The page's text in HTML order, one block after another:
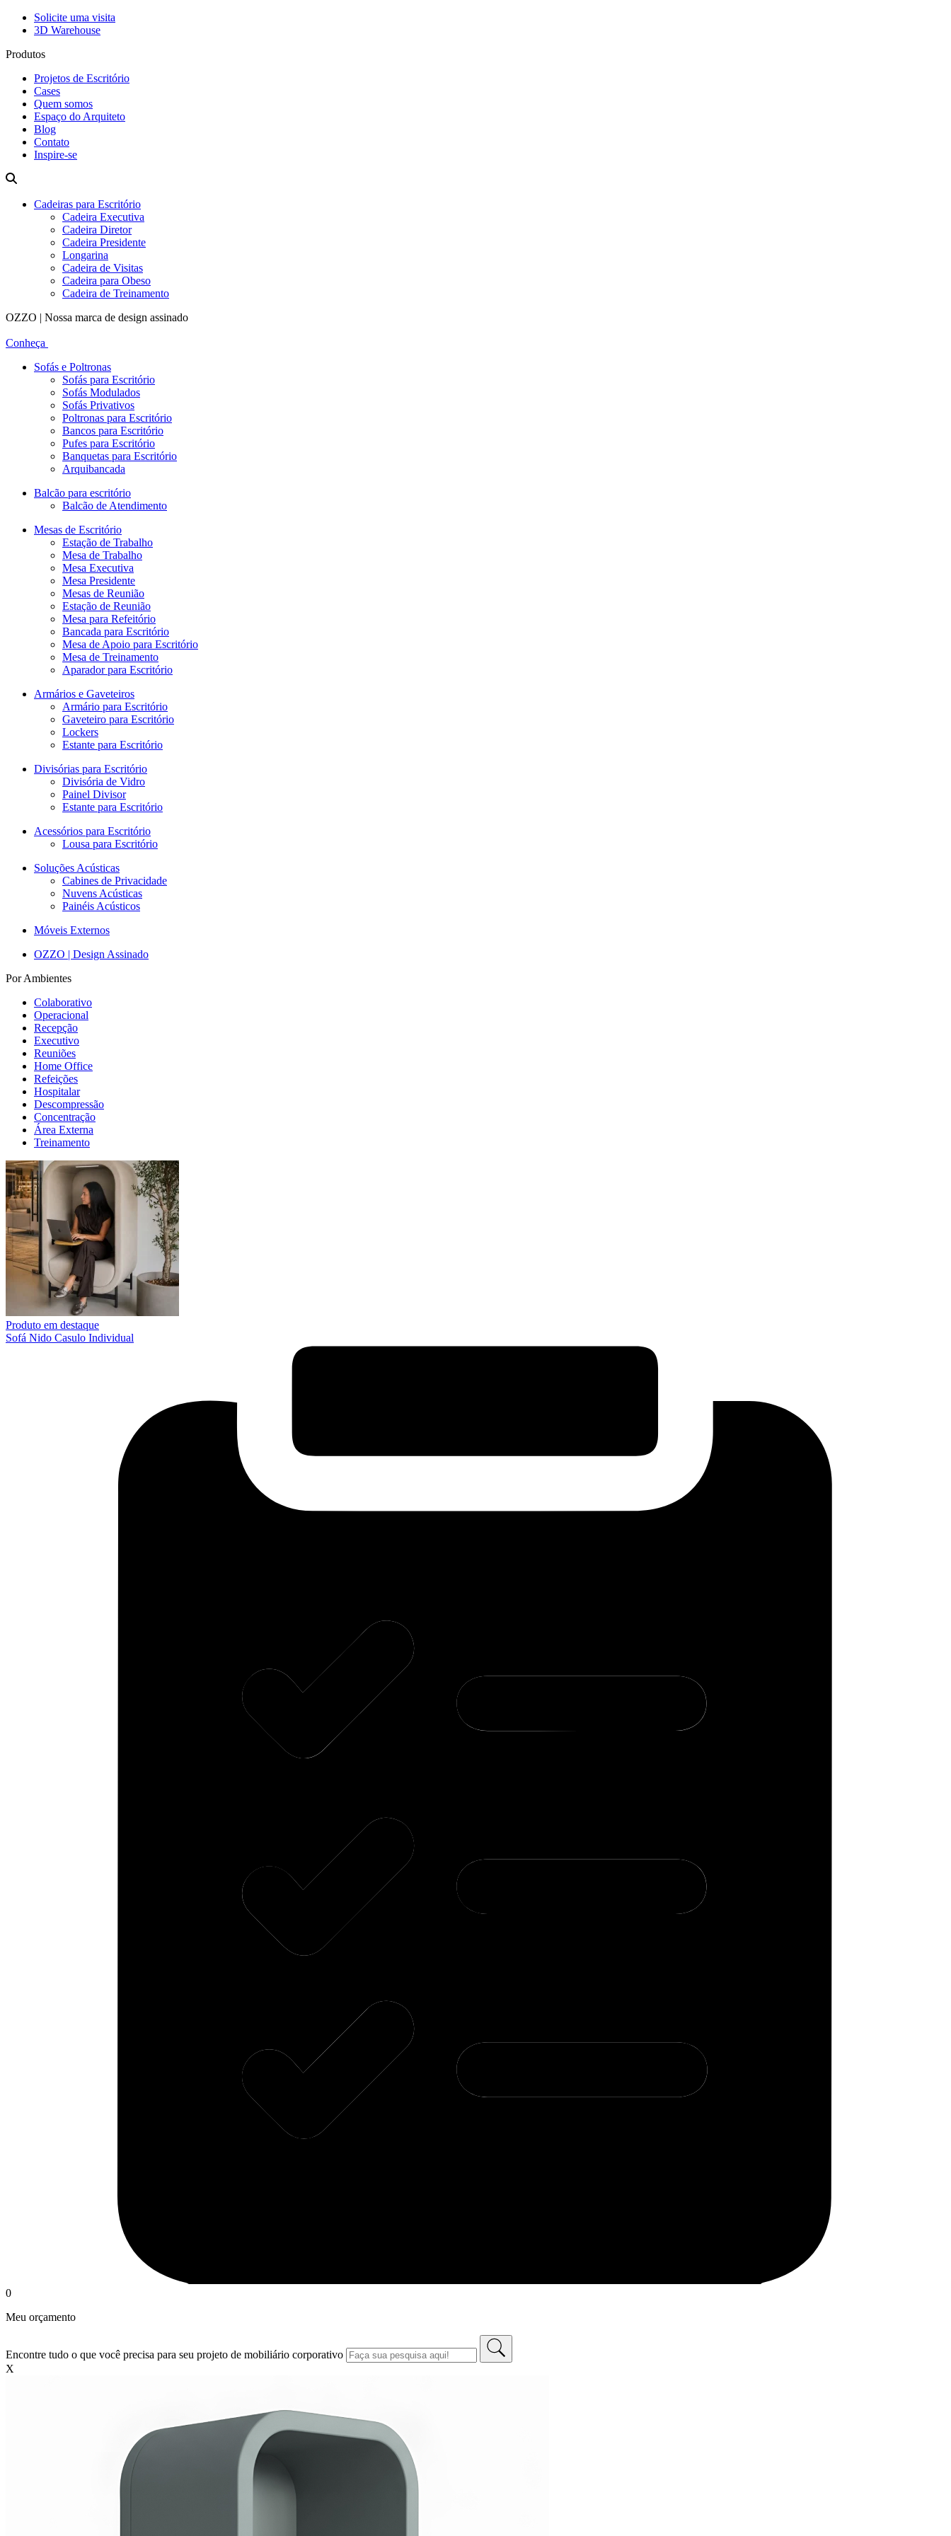
Solicite uma visita
3D Warehouse
Produtos
Projetos de Escritório
Cases
Quem somos
Espaço do Arquiteto
Blog
Contato
Inspire-se
Cadeiras para Escritório
Cadeira Executiva
Cadeira Diretor
Cadeira Presidente
Longarina
Cadeira de Visitas
Cadeira para Obeso
Cadeira de Treinamento
OZZO | Nossa marca de design assinado
Conheça
Sofás e Poltronas
Sofás para Escritório
Sofás Modulados
Sofás Privativos
Poltronas para Escritório
Bancos para Escritório
Pufes para Escritório
Banquetas para Escritório
Arquibancada
Balcão para escritório
Balcão de Atendimento
Mesas de Escritório
Estação de Trabalho
Mesa de Trabalho
Mesa Executiva
Mesa Presidente
Mesas de Reunião
Estação de Reunião
Mesa para Refeitório
Bancada para Escritório
Mesa de Apoio para Escritório
Mesa de Treinamento
Aparador para Escritório
Armários e Gaveteiros
Armário para Escritório
Gaveteiro para Escritório
Lockers
Estante para Escritório
Divisórias para Escritório
Divisória de Vidro
Painel Divisor
Estante para Escritório
Acessórios para Escritório
Lousa para Escritório
Soluções Acústicas
Cabines de Privacidade
Nuvens Acústicas
Painéis Acústicos
Móveis Externos
OZZO | Design Assinado
Por Ambientes
Colaborativo
Operacional
Recepção
Executivo
Reuniões
Home Office
Refeições
Hospitalar
Descompressão
Concentração
Área Externa
Treinamento
Produto em destaque
Sofá Nido Casulo Individual
0
Meu orçamento
Encontre tudo o que você precisa para seu projeto de mobiliário corporativo
X